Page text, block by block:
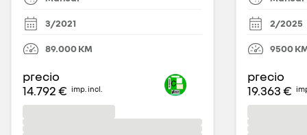
3/2021
89.000KM
precio
14.792 € imp. incl.
2/2025
9500
precio
19.363 €